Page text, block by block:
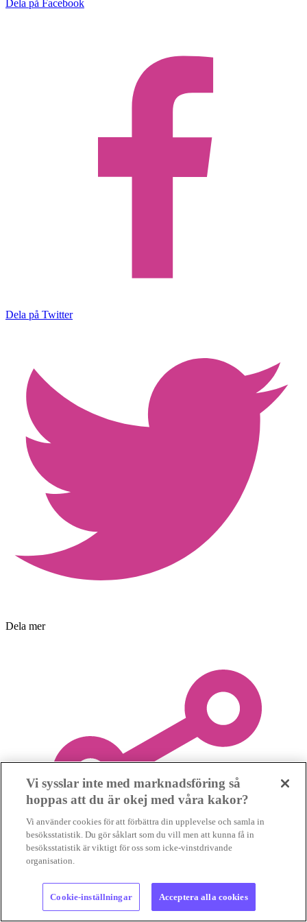
Dela på Facebook
Dela på Twitter
Dela mer
Vi sysslar inte med marknadsföring så
hoppas att du är okej med våra kakor?
Vi använder cookies för att förbättra din upplevelse och samla in
besöksstatistik. Du gör såklart som du vill men att kunna få in
besöksstatistik är viktigt för oss som icke-vinstdrivande
organisation.
Cookie-inställningar Acceptera alla cookies